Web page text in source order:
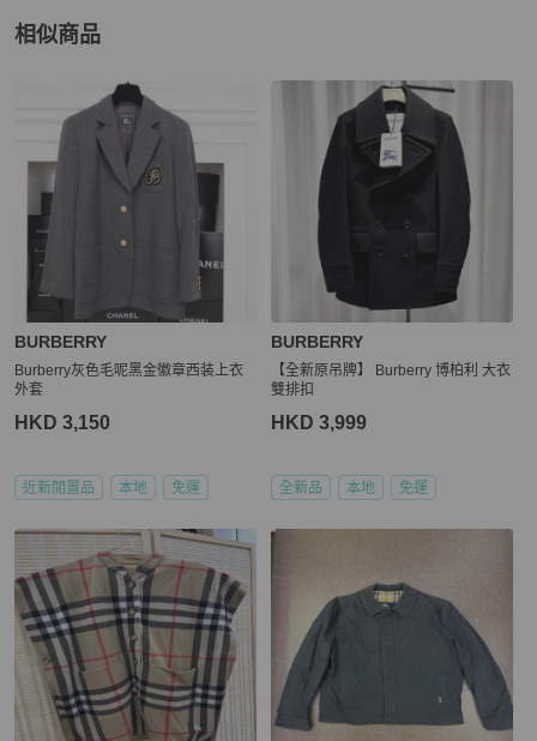
相似商品
BURBERRY 推薦精品
BURBERRY
Burberry灰色毛呢黑金徽章西装上衣
外套
HKD 3,150
近新閒置品 本地 免運
BURBERRY
【全新原吊牌】 Burberry 博柏利 大衣
雙排扣
HKD 3,999
全新品 本地 免運